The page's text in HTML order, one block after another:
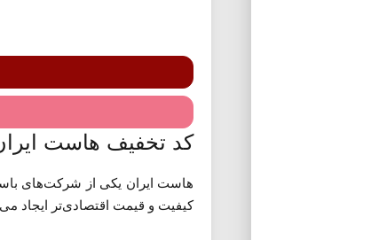
کد تخفیف هاست
هاست ایران یکی از شرکت‌های
کیفیت و قیمت اقتصادی‌تر ایجاد